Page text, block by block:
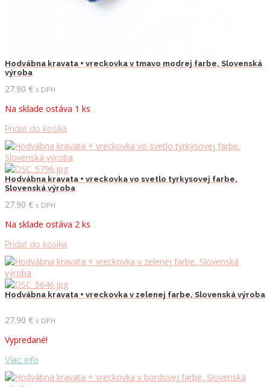
Hodvábna kravata + vreckovka v tmavo modrej farbe, Slovenská
výroba
27.90 € s DPH
Na sklade ostáva 1 ks
Pridať do košíka
Hodvábna kravata + vreckovka vo svetlo tyrkysovej farbe,
Slovenská výroba
27.90 € s DPH
Na sklade ostáva 2 ks
Pridať do košíka
Hodvábna kravata + vreckovka v zelenej farbe, Slovenská výroba
27.90 € s DPH
Vypredané!
Viac info